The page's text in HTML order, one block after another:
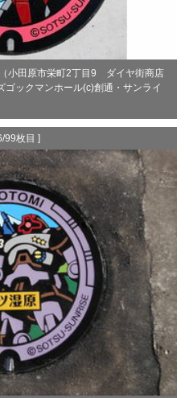
小田原市栄町2丁目9 ダイヤ街商店
ックマンホール(c)創通・サンライ
99枚目 ]